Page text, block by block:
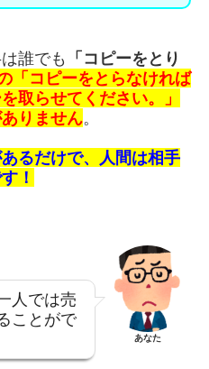
誰でも
「コピーをとり
「コピーをとらなければ
取らせてください。」
りません。
るだけで、
人間は相手
！
人では売
ことがで
あなた